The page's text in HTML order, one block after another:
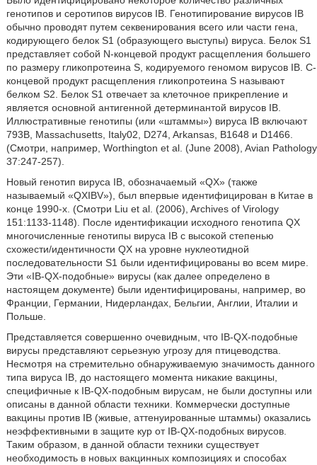
генотипов и серотипов вирусов IB. Генотипирование вирусов IB
обычно проводят путем секвенирования всего или части гена,
кодирующего белок S1 (образующего выступы) вируса. Белок S1
представляет собой N-концевой продукт расщепления большего
по размеру гликопротеина S, кодируемого геномом вирусов IB. С-
концевой продукт расщепления гликопротеина S называют
белком S2. Белок S1 отвечает за клеточное прикрепление и
является основной антигенной детерминантой вирусов IB.
Иллюстративные генотипы (или «штаммы») вируса IB включают
793В, Massachusetts, Italy02, D274, Arkansas, B1648 и D1466.
(Смотри, например, Worthington et al. (June 2008), Avian Pathology
37:247-257).
Новый генотип вируса IB, обозначаемый «QX» (также
называемый «QXIBV»), был впервые идентифицирован в Китае в
конце 1990-х. (Смотри Liu et al. (2006), Archives of Virology
151:1133-1148). После идентификации исходного генотипа QX
многочисленные генотипы вируса IB с высокой степенью
схожести/идентичности QX на уровне нуклеотидной
последовательности S1 были идентифицированы во всем мире.
Эти «IB-QX-подобные» вирусы (как далее определено в
настоящем документе) были идентифицированы, например, во
Франции, Германии, Нидерландах, Бельгии, Англии, Италии и
Польше.
Представляется совершенно очевидным, что IB-QX-подобные
вирусы представляют серьезную угрозу для птицеводства.
Несмотря на стремительно обнаруживаемую значимость данного
типа вируса IB, до настоящего момента никакие вакцины,
специфичные к IB-QX-подобным вирусам, не были доступны или
описаны в данной области техники. Коммерчески доступные
вакцины против IB (живые, аттенуированные штаммы) оказались
неэффективными в защите кур от IB-QX-подобных вирусов.
Таким образом, в данной области техники существует
необходимость в новых вакцинных композициях и способах